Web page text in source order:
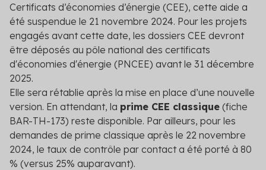
Certificats d’économies d’énergie (CEE), cette aide a
été suspendue le 21 novembre 2024. Pour les projets
engagés avant cette date, les dossiers CEE devront
être déposés au pôle national des certificats
d'économies d'énergie (PNCEE) avant le 31 décembre
2025.
Elle sera rétablie après la mise en place d’une nouvelle
version. En attendant, la prime CEE classique (fiche
BAR-TH-173) reste disponible. Par ailleurs, pour les
demandes de prime classique après le 22 novembre
2024, le taux de contrôle par contact a été porté à 80
% (versus 25% auparavant).